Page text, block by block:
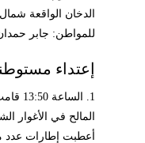
الدخان الواقعة
للمواطن: جابر
إعتداء
1.
المالح في الأغوار
أعطبت إطارات عدد